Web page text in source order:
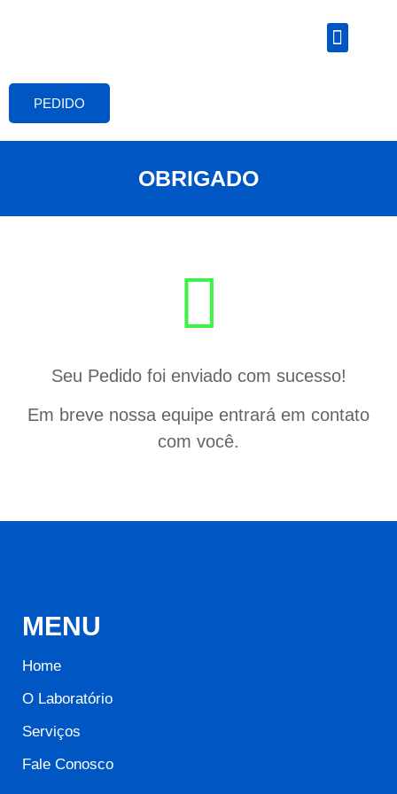
PEDIDO
OBRIGADO
Seu Pedido foi enviado com sucesso!
Em breve nossa equipe entrará em contato
com você.
MENU
Home
O Laboratório
Serviços
Fale Conosco